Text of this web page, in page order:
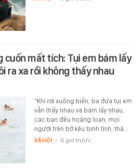
cuốn mất tích: Tụi em bám lấy
ra xa rồi không thấy nhau
“Khi rơi xuống biển, ba đứa tụi em
vẫn thấy nhau và bám lấy nhau,
các bạn đều hoảng loạn, mọi
người trên bờ kêu bình tĩnh, thả…
XÃ HỘI - 6 giờ trước